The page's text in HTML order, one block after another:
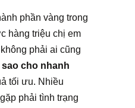
phần vàng trong
hàng triệu chị em
phải ai cũng
cho nhanh
tối ưu. Nhiều
phải tình trạng